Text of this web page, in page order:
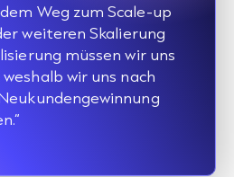
Weg zum Scale-up
weiteren Skalierung
müssen wir uns
wir uns nach